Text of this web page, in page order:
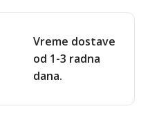
Vreme dostave
od 1-3 radna
dana.